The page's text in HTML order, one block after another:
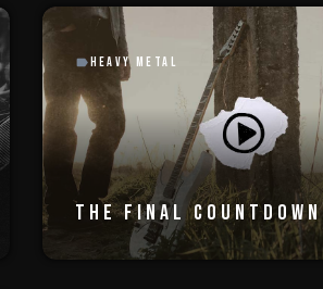
labelHEAVY METAL
THE FINAL COUNTDOWN